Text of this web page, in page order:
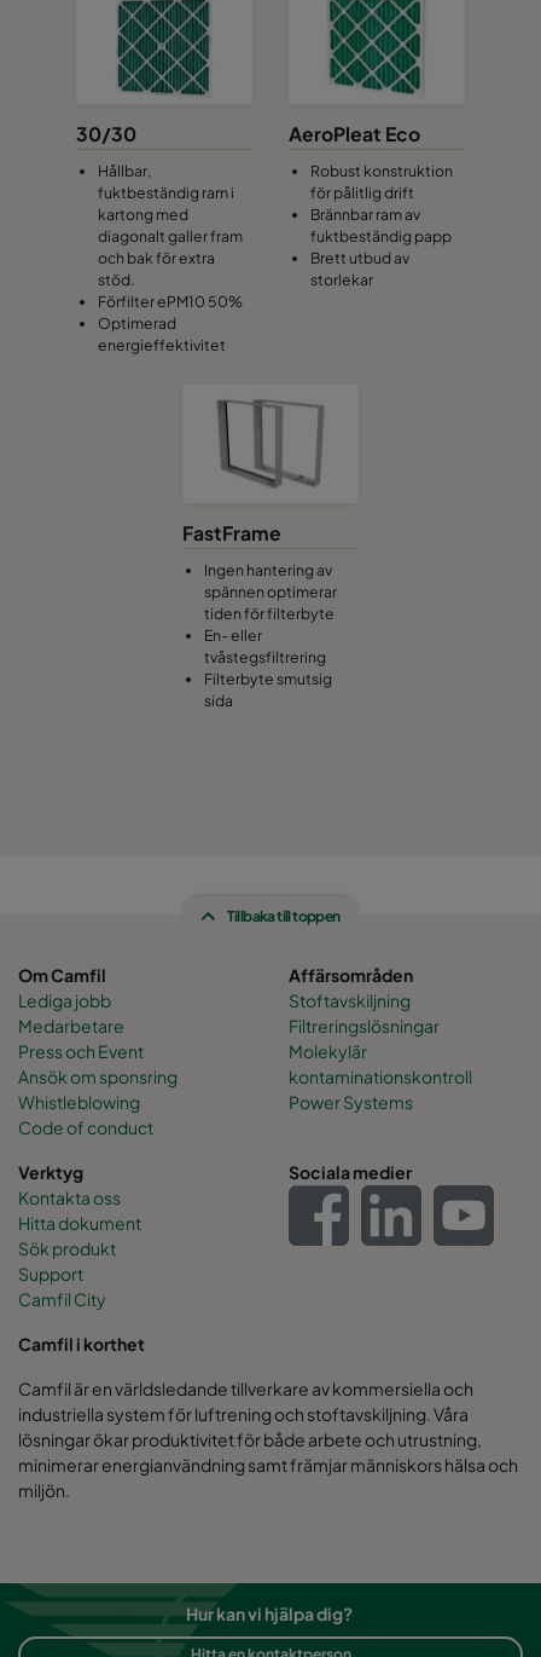
30/30
Hållbar,
fuktbeständig ram i
kartong med
diagonalt galler fram
och bak för extra
stöd.
Förfilter ePM10 50%
Optimerad
energieffektivitet
AeroPleat Eco
Robust konstruktion
för pålitlig drift
Brännbar ram av
fuktbeständig papp
Brett utbud av
storlekar
FastFrame
Ingen hantering av
spännen optimerar
tiden för filterbyte
En- eller
tvåstegsfiltrering
Filterbyte smutsig
sida
Tillbaka till toppen
Om Camfil
Lediga jobb
Medarbetare
Press och Event
Ansök om sponsring
Whistleblowing
Code of conduct
Affärsområden
Stoftavskiljning
Filtreringslösningar
Molekylär
kontaminationskontroll
Power Systems
Verktyg
Kontakta oss
Hitta dokument
Sök produkt
Support
Camfil City
Sociala medier
Camfil i korthet
Camfil är en världsledande tillverkare av kommersiella och
industriella system för luftrening och stoftavskiljning. Våra
lösningar ökar produktivitet för både arbete och utrustning,
minimerar energianvändning samt främjar människors hälsa och
miljön.
Hur kan vi hjälpa dig?